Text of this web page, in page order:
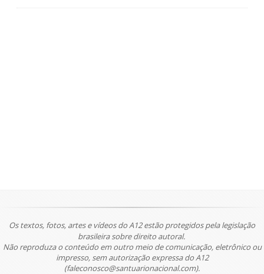
Os textos, fotos, artes e vídeos do A12 estão protegidos pela legislação
brasileira sobre direito autoral.
Não reproduza o conteúdo em outro meio de comunicação, eletrônico ou
impresso, sem autorização expressa do A12
(faleconosco@santuarionacional.com).